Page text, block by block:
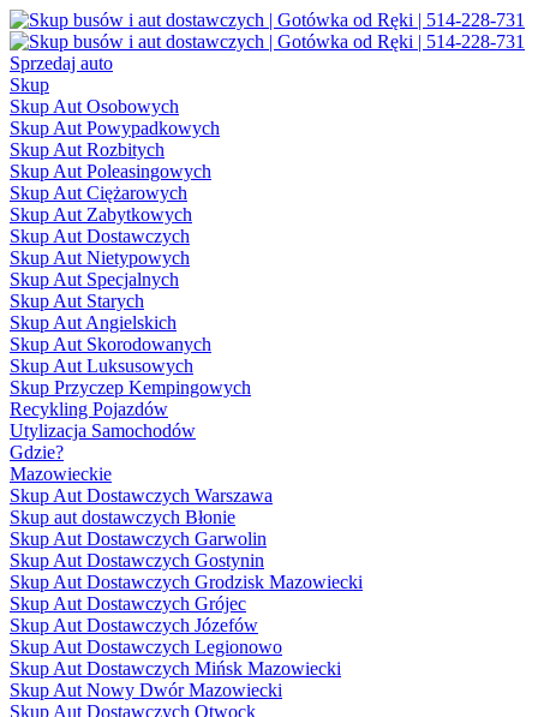
Sprzedaj auto
Skup
Skup Aut Osobowych
Skup Aut Powypadkowych
Skup Aut Rozbitych
Skup Aut Poleasingowych
Skup Aut Ciężarowych
Skup Aut Zabytkowych
Skup Aut Dostawczych
Skup Aut Nietypowych
Skup Aut Specjalnych
Skup Aut Starych
Skup Aut Angielskich
Skup Aut Skorodowanych
Skup Aut Luksusowych
Skup Przyczep Kempingowych
Recykling Pojazdów
Utylizacja Samochodów
Gdzie?
Mazowieckie
Skup Aut Dostawczych Warszawa
Skup aut dostawczych Błonie
Skup Aut Dostawczych Garwolin
Skup Aut Dostawczych Gostynin
Skup Aut Dostawczych Grodzisk Mazowiecki
Skup Aut Dostawczych Grójec
Skup Aut Dostawczych Józefów
Skup Aut Dostawczych Legionowo
Skup Aut Dostawczych Mińsk Mazowiecki
Skup Aut Nowy Dwór Mazowiecki
Skup Aut Dostawczych Otwock